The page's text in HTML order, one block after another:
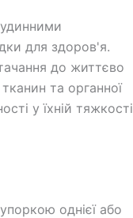
для здоров'я.
до життєво
та органної
у їхній тяжкості
однієї або